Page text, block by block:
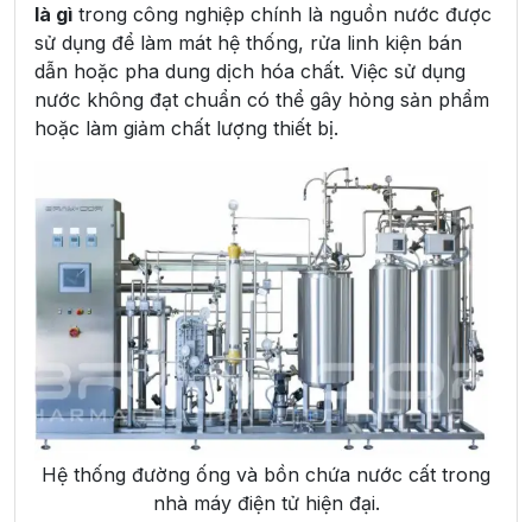
là gì trong công nghiệp chính là nguồn nước được
sử dụng để làm mát hệ thống, rửa linh kiện bán
dẫn hoặc pha dung dịch hóa chất. Việc sử dụng
nước không đạt chuẩn có thể gây hỏng sản phẩm
hoặc làm giảm chất lượng thiết bị.
Hệ thống đường ống và bồn chứa nước cất trong
nhà máy điện tử hiện đại.